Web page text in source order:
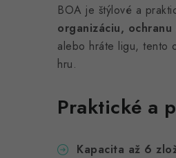
BOA je štýlové a
organizáciu,
alebo hráte ligu, tento
hru.
Praktické a
Kapacita až 6